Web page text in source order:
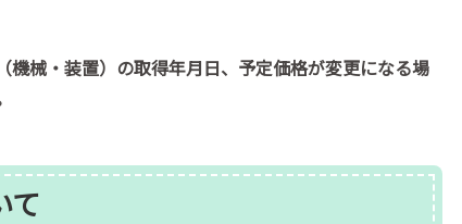
機械・装置）の取得年月日、予定価格が変更になる場
て